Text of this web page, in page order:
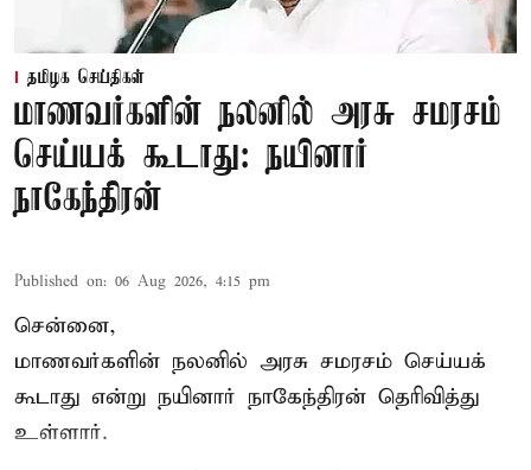
தமிழக செய்திகள்
மாணவர்களின் நலனில் அரசு சமரசம்
செய்யக் கூடாது: நயினார்
நாகேந்திரன்
Published on: 06 Aug 2026, 4:15 pm
சென்னை,
மாணவர்களின் நலனில் அரசு சமரசம் செய்யக்
கூடாது என்று நயினார் நாகேந்திரன் தெரிவித்து
உள்ளார்.